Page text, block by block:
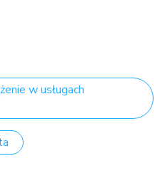
w usługach